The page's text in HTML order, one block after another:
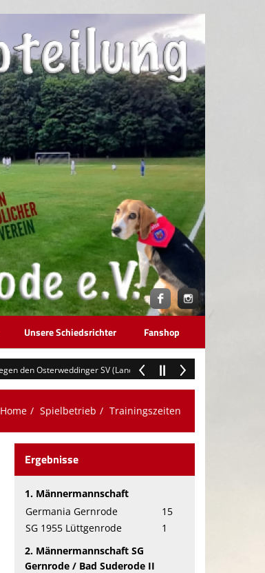
Unsere Schiedsrichter Fanshop
SV (Landesklasse 2) +++ +++ 07.08.2026: Alle
Home Spielbetrieb Trainingszeiten
Ergebnisse
1. Männermannschaft
Germania Gernrode
15
SG 1955 Lüttgenrode
1
2. Männermannschaft SG
Gernrode / Bad Suderode II